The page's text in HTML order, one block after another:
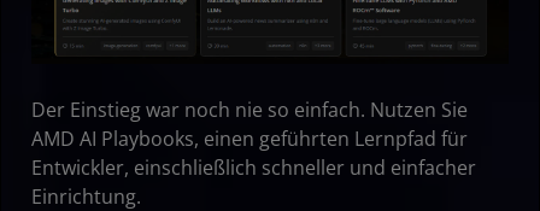
Der Einstieg war noch nie so einfach. Nutzen Sie
AMD AI Playbooks, einen geführten Lernpfad für
Entwickler, einschließlich schneller und einfacher
Einrichtung.